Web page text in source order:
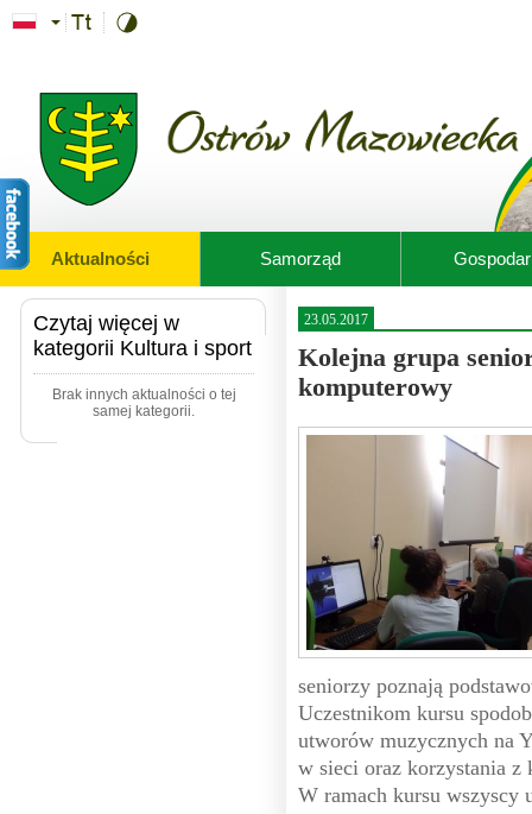
Przejdź do treści
Aktualności Samorząd
Czytaj więcej w
kategorii Kultura i sport
Brak innych aktualności o tej
samej kategorii.
23.05.2017
Kolejna grupa
komputerowy
seniorzy poznają
Uczestnikom kursu
utworów muzycznych na
w sieci oraz korzystania
W ramach kursu wszyscy